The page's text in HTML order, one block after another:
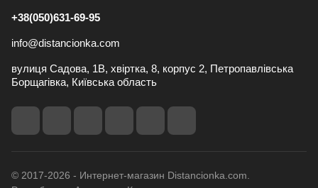
+38(050)631-69-95
info@distancionka.com
вулиця Садова, 1В, хвіртка, 8, корпус 2, Петропавлівська
Борщагівка, Київська область
© 2017-2026 - Интернет-магазин Distancionka.com.